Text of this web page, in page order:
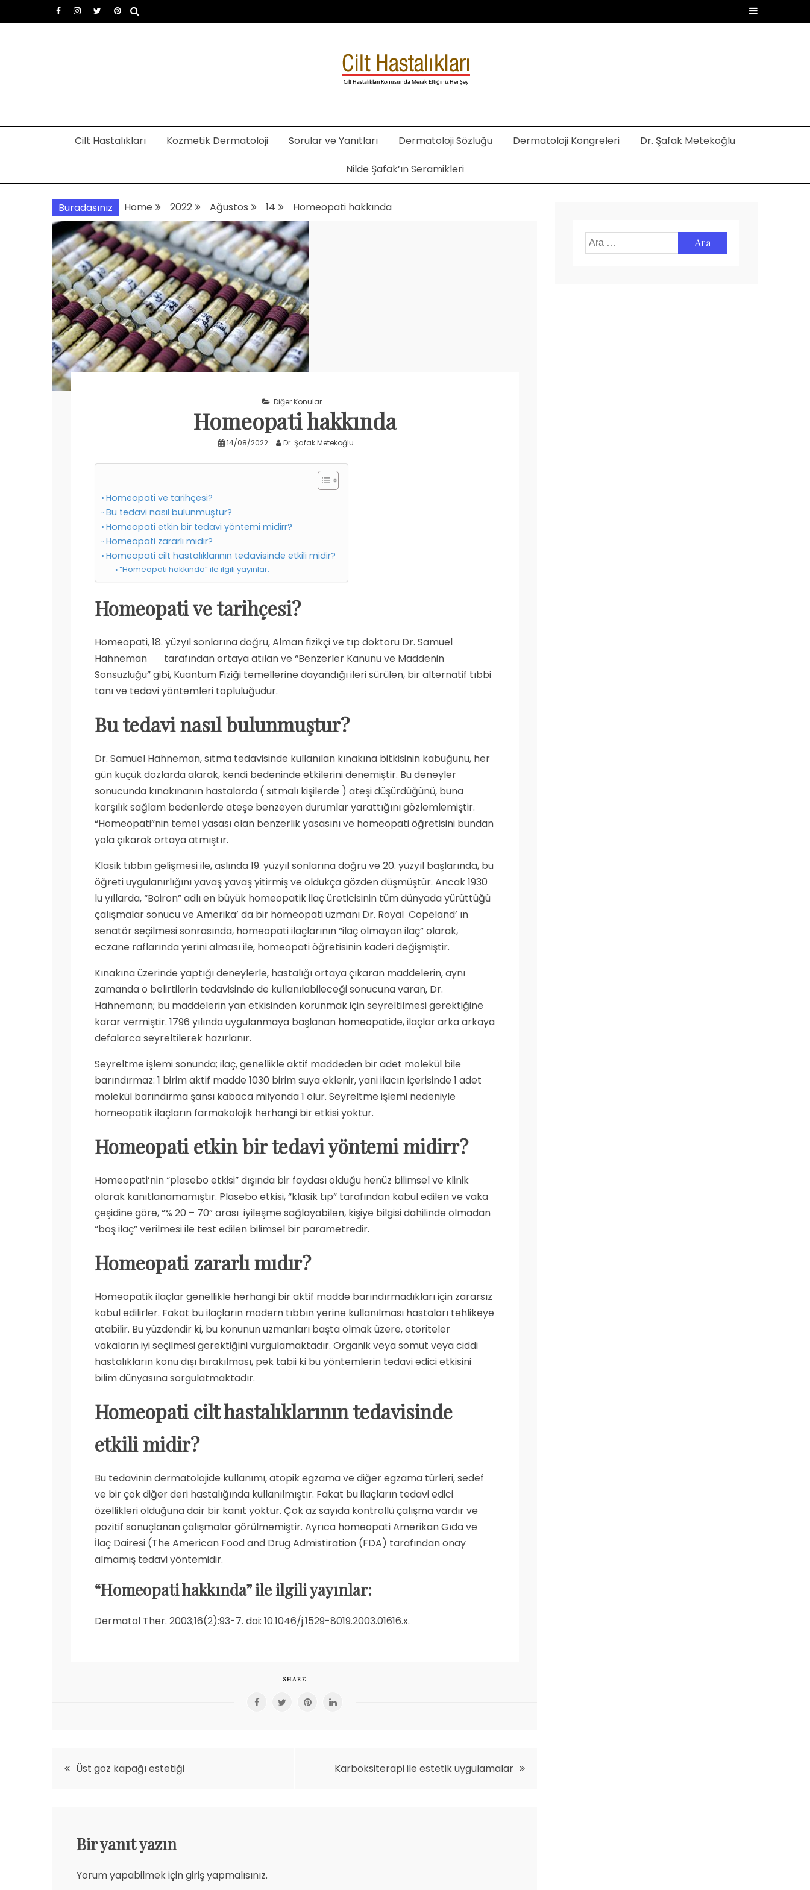
to
Dermatoloji uzmanı Dr. Şafak Metekoğlu Akalın
Cilt Hastalıkları Kozmetik Dermatoloji Sorular ve Yanıtları Dermatoloji Sözlüğü Dermatoloji Kongreleri Dr. Şafak Metekoğlu
Nilde Şafak’ın Seramikleri
Buradasınız Home 2022 Ağustos 14 Homeopati hakkında
Diğer Konular
Homeopati hakkında
14/08/2022 Dr. Şafak Metekoğlu
Homeopati ve tarihçesi?
Bu tedavi nasıl bulunmuştur?
Homeopati etkin bir tedavi yöntemi midirr?
Homeopati zararlı mıdır?
Homeopati cilt hastalıklarının tedavisinde etkili midir?
“Homeopati hakkında” ile ilgili yayınlar:
Homeopati ve tarihçesi?
Homeopati, 18. yüzyıl sonlarına doğru, Alman fizikçi ve tıp doktoru Dr. Samuel
Hahneman tarafından ortaya atılan ve “Benzerler Kanunu ve Maddenin
Sonsuzluğu” gibi, Kuantum Fiziği temellerine dayandığı ileri sürülen, bir alternatif tıbbi
tanı ve tedavi yöntemleri topluluğudur.
Bu tedavi nasıl bulunmuştur?
Dr. Samuel Hahneman, sıtma tedavisinde kullanılan kınakına bitkisinin kabuğunu, her
gün küçük dozlarda alarak, kendi bedeninde etkilerini denemiştir. Bu deneyler
sonucunda kınakınanın hastalarda ( sıtmalı kişilerde ) ateşi düşürdüğünü, buna
karşılık sağlam bedenlerde ateşe benzeyen durumlar yarattığını gözlemlemiştir.
“Homeopati”nin temel yasası olan benzerlik yasasını ve homeopati öğretisini bundan
yola çıkarak ortaya atmıştır.
Klasik tıbbın gelişmesi ile, aslında 19. yüzyıl sonlarına doğru ve 20. yüzyıl başlarında, bu
öğreti uygulanırlığını yavaş yavaş yitirmiş ve oldukça gözden düşmüştür. Ancak 1930
lu yıllarda, “Boiron” adlı en büyük homeopatik ilaç üreticisinin tüm dünyada yürüttüğü
çalışmalar sonucu ve Amerika’ da bir homeopati uzmanı Dr. Royal Copeland’ ın
senatör seçilmesi sonrasında, homeopati ilaçlarının “ilaç olmayan ilaç” olarak,
eczane raflarında yerini alması ile, homeopati öğretisinin kaderi değişmiştir.
Kınakına üzerinde yaptığı deneylerle, hastalığı ortaya çıkaran maddelerin, aynı
zamanda o belirtilerin tedavisinde de kullanılabileceği sonucuna varan, Dr.
Hahnemann; bu maddelerin yan etkisinden korunmak için seyreltilmesi gerektiğine
karar vermiştir. 1796 yılında uygulanmaya başlanan homeopatide, ilaçlar arka arkaya
defalarca seyreltilerek hazırlanır.
Seyreltme işlemi sonunda; ilaç, genellikle aktif maddeden bir adet molekül bile
barındırmaz: 1 birim aktif madde 1030 birim suya eklenir, yani ilacın içerisinde 1 adet
molekül barındırma şansı kabaca milyonda 1 olur. Seyreltme işlemi nedeniyle
homeopatik ilaçların farmakolojik herhangi bir etkisi yoktur.
Homeopatietkin bir tedavi yöntemi midirr?
Homeopati’nin “plasebo etkisi” dışında bir faydası olduğu henüz bilimsel ve klinik
olarak kanıtlanamamıştır. Plasebo etkisi, “klasik tıp” tarafından kabul edilen ve vaka
çeşidine göre, “% 20 – 70” arası iyileşme sağlayabilen, kişiye bilgisi dahilinde olmadan
“boş ilaç” verilmesi ile test edilen bilimsel bir parametredir.
Homeopati zararlı mıdır?
Homeopatik ilaçlar genellikle herhangi bir aktif madde barındırmadıkları için zararsız
kabul edilirler. Fakat bu ilaçların modern tıbbın yerine kullanılması hastaları tehlikeye
atabilir. Bu yüzdendir ki, bu konunun uzmanları başta olmak üzere, otoriteler
vakaların iyi seçilmesi gerektiğini vurgulamaktadır. Organik veya somut veya ciddi
hastalıkların konu dışı bırakılması, pek tabii ki bu yöntemlerin tedavi edici etkisini
bilim dünyasına sorgulatmaktadır.
Homeopati cilt hastalıklarının tedavisinde
etkili midir?
Bu tedavinin dermatolojide kullanımı, atopik egzama ve diğer egzama türleri, sedef
ve bir çok diğer deri hastalığında kullanılmıştır. Fakat bu ilaçların tedavi edici
özellikleri olduğuna dair bir kanıt yoktur. Çok az sayıda kontrollü çalışma vardır ve
pozitif sonuçlanan çalışmalar görülmemiştir. Ayrıca homeopati Amerikan Gıda ve
İlaç Dairesi (The American Food and Drug Admistiration (FDA) tarafından onay
almamış tedavi yöntemidir.
“Homeopati hakkında” ile ilgili yayınlar:
Dermatol Ther. 2003;16(2):93-7. doi: 10.1046/j.1529-8019.2003.01616.x.
SHARE
YazıÜst göz kapağı estetiği Karboksiterapi ile estetik uygulamalar
Bir yanıt yazın
Yorum yapabilmek içingiriş yapmalısınız.
Arama: